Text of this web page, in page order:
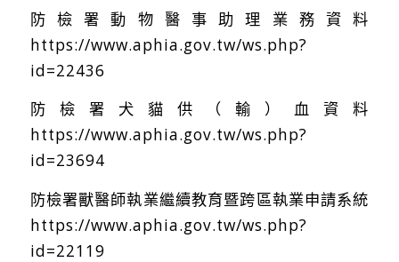
防檢署動物醫事助理業務資料
https://www.aphia.gov.tw/ws.php?
id=22436
防檢署犬貓供（輸）血資料
https://www.aphia.gov.tw/ws.php?
id=23694
防檢署獸醫師執業繼續教育暨跨區執業申請系統
https://www.aphia.gov.tw/ws.php?
id=22119